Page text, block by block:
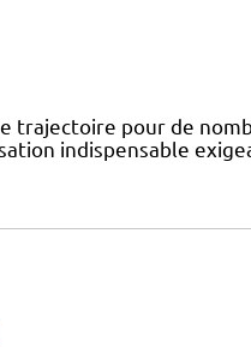
trajectoire pour de
indispensable